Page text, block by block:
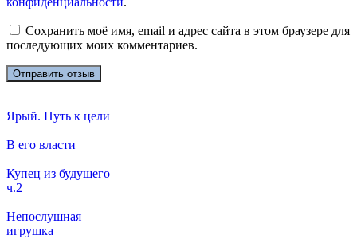
Сохранить моё имя, email и адрес сайта в этом браузере для
последующих моих комментариев.
Ярый. Путь к цели
В его власти
Купец из будущего
ч.2
Непослушная
игрушка